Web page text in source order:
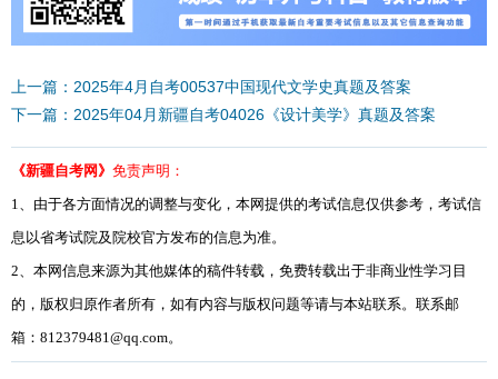
上一篇：2025年4月自考00537中国现代文学史真题及答案
下一篇：2025年04月新疆自考04026《设计美学》真题及答案
《新疆自考网》 免责声明：
1、由于各方面情况的调整与变化，本网提供的考试信息仅供参考，考试信
息以省考试院及院校官方发布的信息为准。
2、本网信息来源为其他媒体的稿件转载，免费转载出于非商业性学习目
的，版权归原作者所有，如有内容与版权问题等请与本站联系。联系邮
箱：812379481@qq.com。